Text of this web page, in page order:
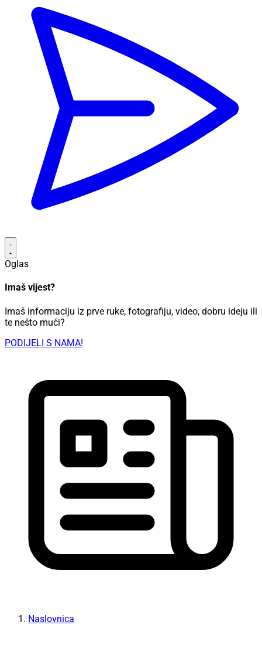
Oglas
Imaš vijest?
Imaš informaciju iz prve ruke, fotografiju, video, dobru ideju ili
te nešto muči?
PODIJELI S NAMA!
Naslovnica